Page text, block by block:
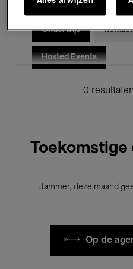
Voor iedereen
Onderwijs
Hosted Events
0
Toekomstige
Jammer, deze maand
Op de